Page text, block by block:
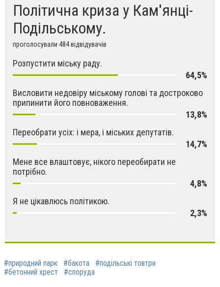
Політична криза у Кам'янці-
Подільському.
проголосували 484 відвідувачів
Розпустити міську раду.
64,5%
Висловити недовіру міському голові та достроково
припинити його повноваження.
13,8%
Переобрати усіх: і мера, і міських депутатів.
14,7%
Мене все влаштовує, нікого переобирати не
потрібно.
4,8%
Я не цікавлюсь політикою.
2,3%
#природний парк #бакота
#подільські товтри
#бетонний хрест
#споруда